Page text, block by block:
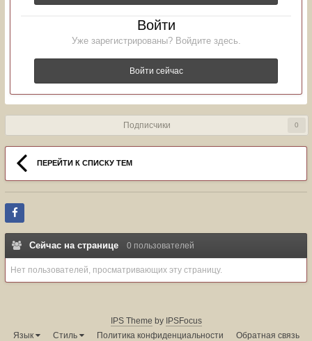
Войти
Уже зарегистрированы? Войдите здесь.
Войти сейчас
Подписчики 0
ПЕРЕЙТИ К СПИСКУ ТЕМ
Сейчас на странице 0 пользователей
Нет пользователей, просматривающих эту страницу.
IPS Theme by IPSFocus
Язык
Стиль Политика конфиденциальности Обратная связь